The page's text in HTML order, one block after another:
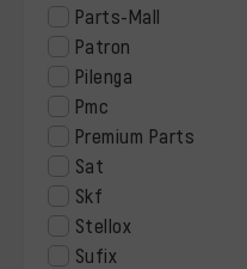
Parts-Mall
Patron
Pilenga
Pmc
Premium Parts
Sat
Skf
Stellox
Sufix